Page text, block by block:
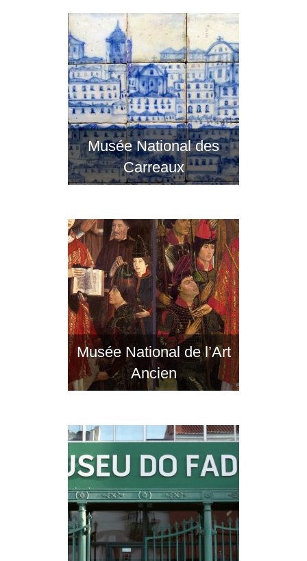
Musée National des
Carreaux
Musée National de l’Art
Ancien